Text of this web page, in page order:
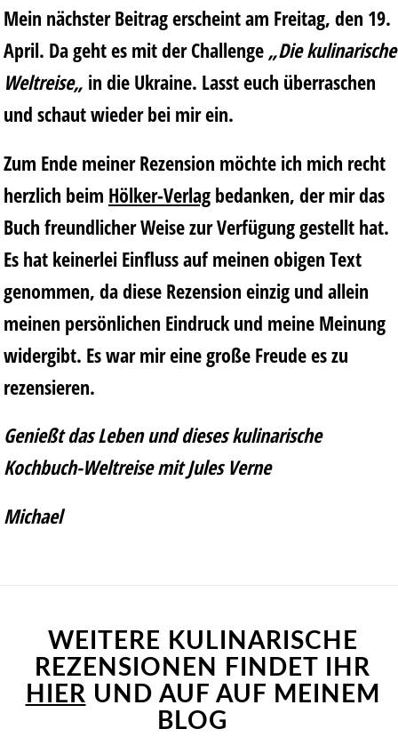
Mein nächster Beitrag erscheint am Freitag, den 19.
April. Da geht es mit der Challenge „Die kulinarische
Weltreise„ in die Ukraine. Lasst euch überraschen
und schaut wieder bei mir ein.
Zum Ende meiner Rezension möchte ich mich recht
herzlich beim Hölker-Verlag bedanken, der mir das
Buch freundlicher Weise zur Verfügung gestellt hat.
Es hat keinerlei Einfluss auf meinen obigen Text
genommen, da diese Rezension einzig und allein
meinen persönlichen Eindruck und meine Meinung
widergibt. Es war mir eine große Freude es zu
rezensieren.
Genießt das Leben und dieses kulinarische
Kochbuch-Weltreise mit Jules Verne
Michael
WEITERE KULINARISCHE
REZENSIONEN FINDET IHR
HIER UND AUF AUF MEINEM
BLOG